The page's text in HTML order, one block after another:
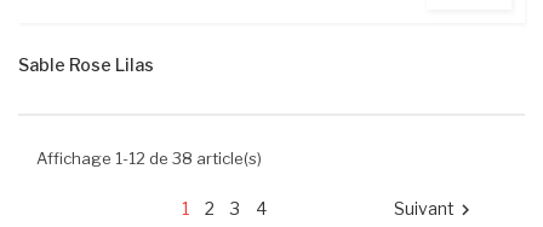
Sable Rose Lilas
Affichage 1-12 de 38 article(s)
1 2 3 4 Suivant 